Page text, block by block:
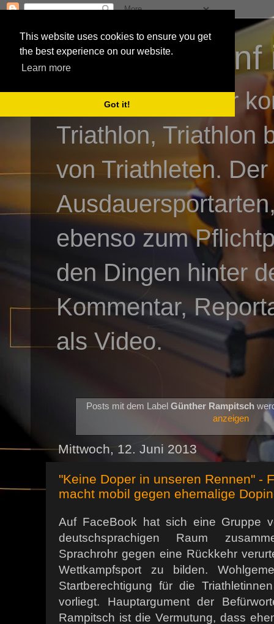
This website uses cookies to ensure you get
the best experience on our website.
Learn more
Got it!
3athlon - #dnf
Kai Baumgartner
Triathlon, Triathlon
von Triathleten.
ebenso zum
den Dingen hinter
Kommentar,
als Video.
Posts mit dem Label Günther Rampitsch
anzeigen
Mittwoch, 12. Juni 2013
"Keine Doper in unseren Rennen" -
macht mobil gegen ehemalige
Auf FaceBook hat sich eine Gruppe
deutschsprachigen Raum
Sprachrohr gegen eine Rückkehr
Wettkampfsport zu bilden.
Startberechtigung für die
vorliegt. Hauptargument der
Rampitsch ist die Vermutung, dass